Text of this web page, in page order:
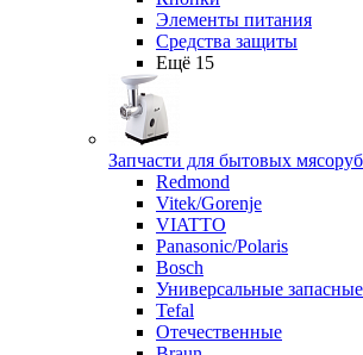
Элементы питания
Средства защиты
Ещё 15
Запчасти для бытовых
Redmond
Vitek/Gorenje
VIATTO
Panasonic/Polaris
Bosch
Универсальные
Tefal
Отечественные